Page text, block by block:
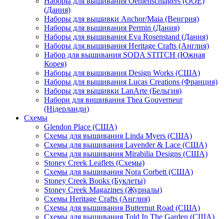
(Дания)
Наборы для вышивки Anchor/Maia (Венгрия)
Наборы для вышивания Permin (Дания)
Наборы для вышивания Eva Rosenstand (Дания)
Наборы для вышивания Heritage Crafts (Англия)
Набор для вышивания SODA STITCH (Южная
Корея)
Наборы для вышивания Design Works (США)
Наборы для вышивания Lucas Creations (Франция)
Наборы для вышивки LanArte (Бельгия)
Набори для вишивання Thea Gouverneur
(Нідерланди)
Схемы
Glendon Place (США)
Схемы для вышивания Linda Myers (США)
Схемы для вышивания Lavender & Lace (США)
Схемы для вышивания Mirabilia Designs (США)
Stoney Creek Leaflets (Схемы)
Схемы для вышивания Nora Corbett (США)
Stoney Creek Books (Буклеты)
Stoney Creek Magazines (Журналы)
Схемы Heritage Crafts (Англия)
Схемы для вышивания Butternut Road (США)
Схемы для вышивания Told In The Garden (США)